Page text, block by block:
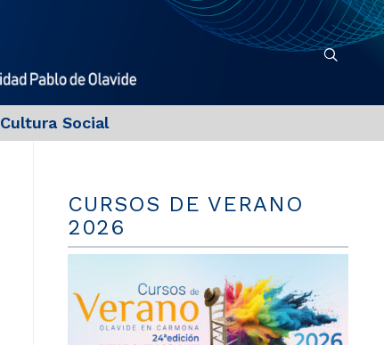
Cultura Social
CURSOS DE VERANO
2026